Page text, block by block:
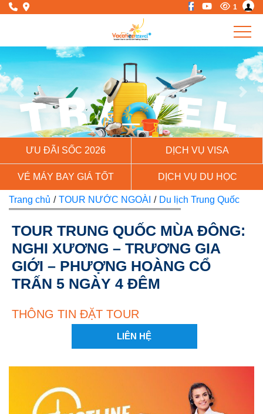
1
Previous Next
ƯU ĐÃI SỐC 2026 DỊCH VỤ VISA
VÉ MÁY BAY GIÁ TỐT DỊCH VỤ DU HỌC
Trang chủ / TOUR NƯỚC NGOÀI / Du lịch Trung Quốc
TOUR TRUNG QUỐC MÙA ĐÔNG:
NGHI XƯƠNG – TRƯƠNG GIA
GIỚI – PHƯỢNG HOÀNG CỔ
TRẤN 5 NGÀY 4 ĐÊM
THÔNG TIN ĐẶT TOUR